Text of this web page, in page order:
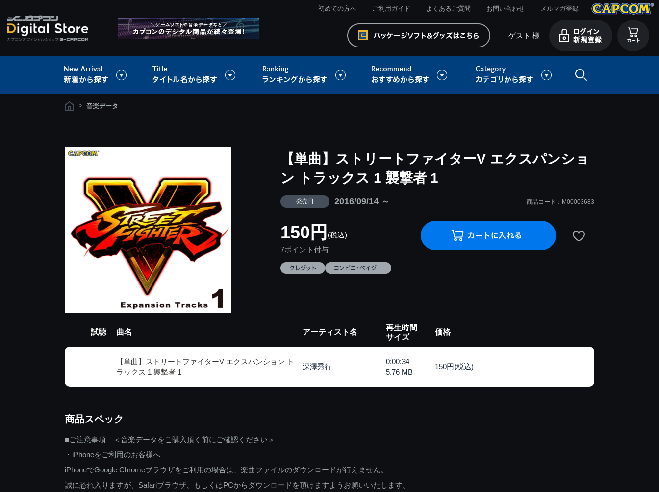
初めての方へ ご利用ガイド よくあるご質問 お問い合わせ メルマガ登録
ゲスト 様
> 音楽データ
【単曲】ストリートファイターV エクスパンショ
ン トラックス 1 襲撃者 1
発売日 2016/09/14 ～ 商品コード：M00003683
150円 (税込)
7ポイント付与
試聴 曲名 アーティスト名
再生時間
サイズ
価格
【単曲】ストリートファイターV エクスパンション ト
ラックス 1 襲撃者 1
深澤秀行
0:00:34
5.76 MB
150円(税込)
商品スペック
■ご注意事項 ＜音楽データをご購入頂く前にご確認ください＞
・iPhoneをご利用のお客様へ
iPhoneでGoogle Chromeブラウザをご利用の場合は、楽曲ファイルのダウンロードが行えません。
誠に恐れ入りますが、Safariブラウザ、もしくはPCからダウンロードを頂けますようお願いいたします。